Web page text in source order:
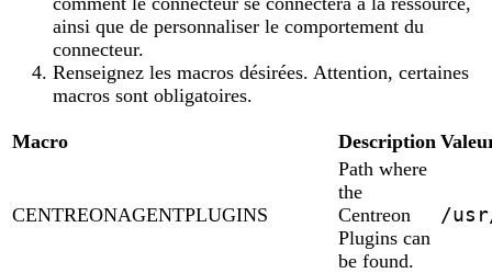
ainsi que de personnaliser le comportement du
connecteur.
Renseignez les macros désirées. Attention, certaines
macros sont obligatoires.
Macro Description
CENTREONAGENTPLUGINS
Path where
the
Centreon
Plugins can
be found.
/